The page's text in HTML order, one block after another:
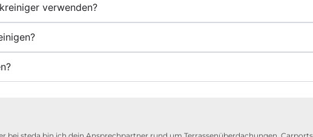
verwenden?